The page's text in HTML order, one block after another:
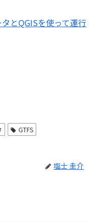
とQGISを使って運行
GTFS
塩士 圭介